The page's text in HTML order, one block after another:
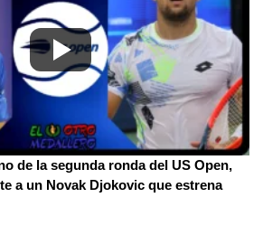
de la segunda ronda del US Open,
a un Novak Djokovic que estrena